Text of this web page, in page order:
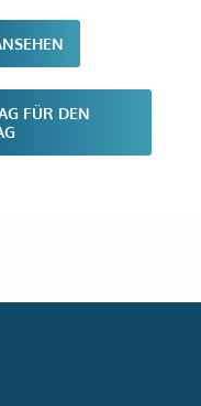
FÜR DEN